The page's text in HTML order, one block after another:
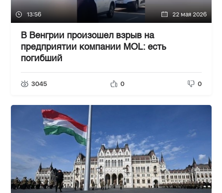
13:56 22 мая 2026
В Венгрии произошел взрыв на
предприятии компании MOL: есть
погибший
3045 0 0